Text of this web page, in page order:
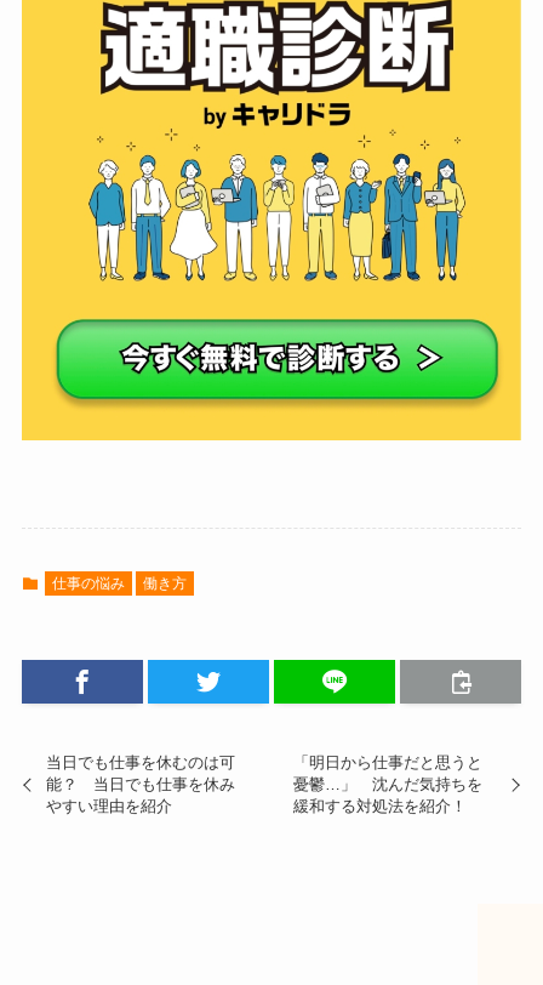
仕事の悩み 働き方
当日でも仕事を休むのは可
能？ 当日でも仕事を休み
やすい理由を紹介
「明日から仕事だと思うと
憂鬱…」 沈んだ気持ちを
緩和する対処法を紹介！